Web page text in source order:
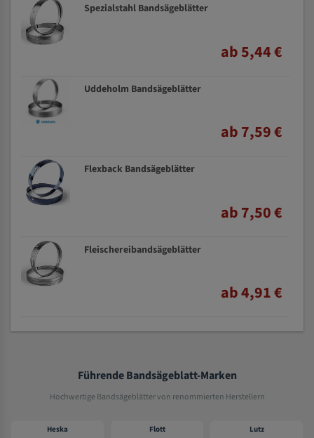
Spezialstahl Bandsägeblätter
ab 5,44 €
Uddeholm Bandsägeblätter
ab 7,59 €
Flexback Bandsägeblätter
ab 7,50 €
Fleischereibandsägeblätter
ab 4,91 €
Führende Bandsägeblatt-Marken
Hochwertige Bandsägeblätter von renommierten Herstellern